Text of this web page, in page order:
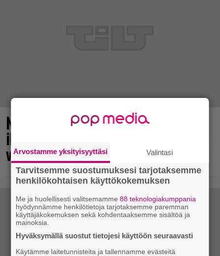
No johan pomppasi: 30 vuotta sitten
ilmestynyt klassikkoräiskintä sai
valtavasti lisää sisältöä
Arvostamme yksityisyyttäsi Valintasi
Tarvitsemme suostumuksesi tarjotaksemme
henkilökohtaisen käyttökokemuksen
Me ja huolellisesti valitsemamme88 teknologiakumppania
hyödynnämme henkilötietoja tarjotaksemme paremman
käyttäjäkokemuksen sekä kohdentaaksemme sisältöä ja
mainoksia.
Hyväksymällä suostut tietojesi käyttöön seuraavasti
Käytämme laitetunnisteita ja tallennamme evästeitä